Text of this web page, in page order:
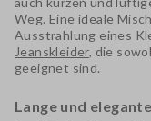
Weg. Eine ideale
Ausstrahlung eines
Jeanskleider, die
geeignet sind.
Lange und